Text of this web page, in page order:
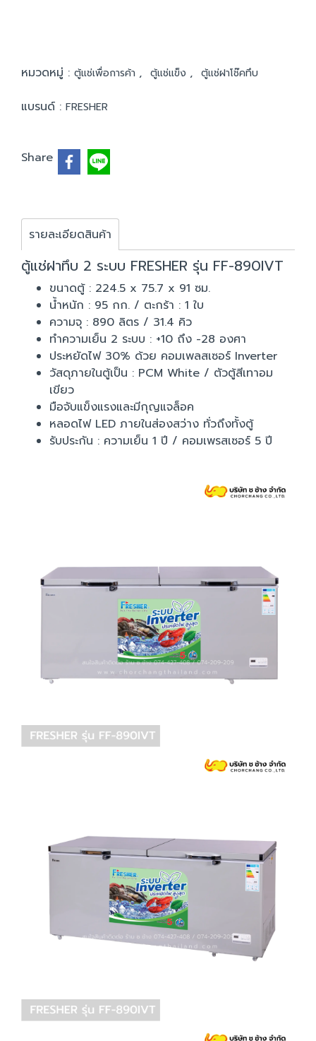
หมวดหมู่ : ตู้แช่เพื่อการค้า , ตู้แช่แข็ง , ตู้แช่ฝาโช๊คทึบ
แบรนด์ : FRESHER
Share
รายละเอียดสินค้า
ตู้แช่ฝาทึบ 2 ระบบ FRESHER รุ่น FF-890IVT
ขนาดตู้ : 224.5 x 75.7 x 91 ซม.
น้ำหนัก : 95 กก. / ตะกร้า : 1 ใบ
ความจุ : 890 ลิตร / 31.4 คิว
ทำความเย็น 2 ระบบ : +10 ถึง -28 องศา
ประหยัดไฟ 30% ด้วย คอมเพลสเซอร์ Inverter
วัสดุภายในตู้เป็น : PCM White / ตัวตู้สีเทาอม
เขียว
มือจับแข็งแรงและมีกุญแจล็อค
หลอดไฟ LED ภายในส่องสว่าง ทั่วถึงทั้งตู้
รับประกัน : ความเย็น 1 ปี / คอมเพรสเซอร์ 5 ปี